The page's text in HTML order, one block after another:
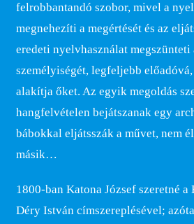
felrobbantandó szobor, mivel a
megnehezíti a megértését és az
eredeti nyelvhasználat
személyiségét, legfeljebb
alakítja őket. Az egyik megoldás
hangfelvételen bejátszanak egy
bábokkal eljátsszák a művet, nem
másik…
1800-ban Katona József szeretné
Déry István címszereplésével;